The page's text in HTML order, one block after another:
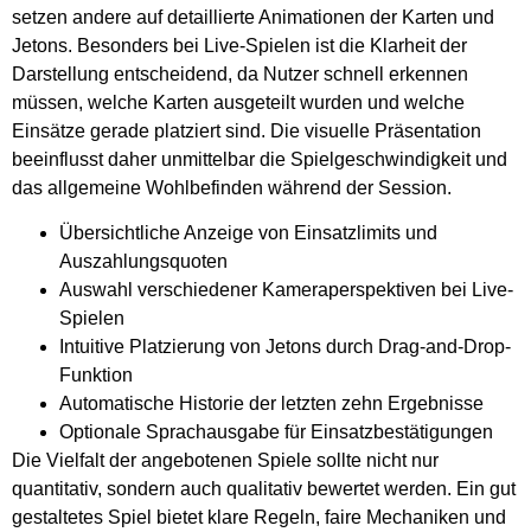
setzen andere auf detaillierte Animationen der Karten und
Jetons. Besonders bei Live-Spielen ist die Klarheit der
Darstellung entscheidend, da Nutzer schnell erkennen
müssen, welche Karten ausgeteilt wurden und welche
Einsätze gerade platziert sind. Die visuelle Präsentation
beeinflusst daher unmittelbar die Spielgeschwindigkeit und
das allgemeine Wohlbefinden während der Session.
Übersichtliche Anzeige von Einsatzlimits und
Auszahlungsquoten
Auswahl verschiedener Kameraperspektiven bei Live-
Spielen
Intuitive Platzierung von Jetons durch Drag-and-Drop-
Funktion
Automatische Historie der letzten zehn Ergebnisse
Optionale Sprachausgabe für Einsatzbestätigungen
Die Vielfalt der angebotenen Spiele sollte nicht nur
quantitativ, sondern auch qualitativ bewertet werden. Ein gut
gestaltetes Spiel bietet klare Regeln, faire Mechaniken und